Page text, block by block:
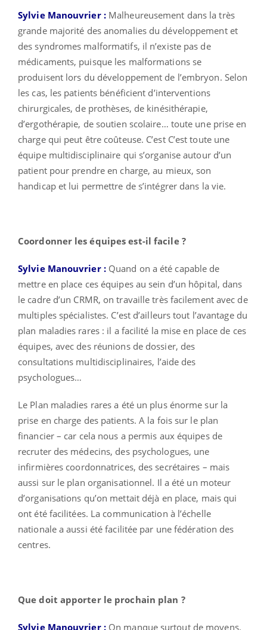
Sylvie Manouvrier : Malheureusement dans la très
grande majorité des anomalies du développement et
des syndromes malformatifs, il n’existe pas de
médicaments, puisque les malformations se
produisent lors du développement de l’embryon. Selon
les cas, les patients bénéficient d’interventions
chirurgicales, de prothèses, de kinésithérapie,
d’ergothérapie, de soutien scolaire… toute une prise en
charge qui peut être coûteuse. C’est C’est toute une
équipe multidisciplinaire qui s’organise autour d’un
patient pour prendre en charge, au mieux, son
handicap et lui permettre de s’intégrer dans la vie.
Coordonner les équipes est-il facile ?
Sylvie Manouvrier : Quand on a été capable de
mettre en place ces équipes au sein d’un hôpital, dans
le cadre d’un CRMR, on travaille très facilement avec de
multiples spécialistes. C’est d’ailleurs tout l’avantage du
plan maladies rares : il a facilité la mise en place de ces
équipes, avec des réunions de dossier, des
consultations multidisciplinaires, l’aide des
psychologues…
Le Plan maladies rares a été un plus énorme sur la
prise en charge des patients. A la fois sur le plan
financier – car cela nous a permis aux équipes de
recruter des médecins, des psychologues, une
infirmières coordonnatrices, des secrétaires – mais
aussi sur le plan organisationnel. Il a été un moteur
d’organisations qu’on mettait déjà en place, mais qui
ont été facilitées. La communication à l’échelle
nationale a aussi été facilitée par une fédération des
centres.
Que doit apporter le prochain plan ?
Sylvie Manouvrier : On manque surtout de moyens.